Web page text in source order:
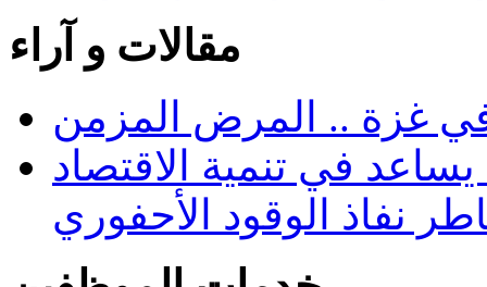
مقالات و آراء
في غزة .. المرض المزمن
في تنمية الاقتصاد
نفاذ الوقود الأحفوري